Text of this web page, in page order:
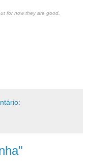
for now they are good.